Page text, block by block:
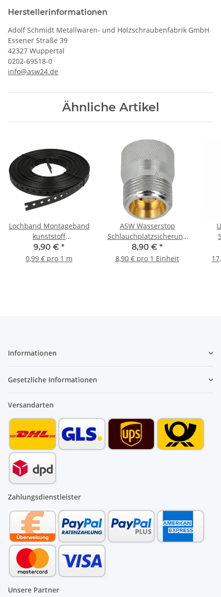
Herstellerinformationen
Adolf Schmidt Metallwaren- und Holzschraubenfabrik GmbH
Essener Straße 39
42327 Wuppertal
0202-69518-0
info@asw24.de
Ähnliche Artikel
Lochband Montageband
kunststoff
Montagelochband
ummantelt 19 mm 10 m
9,90 € *
0,99 € pro 1 m
ASW Wasserstop
Schlauchplatzsicherung
3/4" für Wasch- und
Spülmaschinen
8,90 € *
8,90 € pro 1 Einheit
Informationen
Gesetzliche Informationen
Versandarten
Zahlungsdienstleister
Unsere Partner